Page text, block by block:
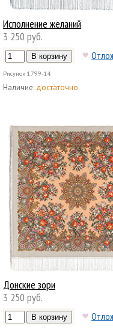
Исполнение желаний
3 250 руб.
Рисунок 1799-14
Наличие: достаточно
Донские зори
3 250 руб.